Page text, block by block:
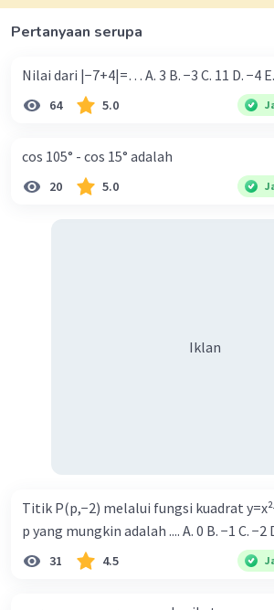
Pertanyaan serupa
Nilai dari |−7+4|=… A. 3 B. −3 C. 11 D. −4
64 5.0
cos 105° - cos 15° adalah
20 5.0
Iklan
Titik P(p,−2) melalui fungsi kuadrat
p yang mungkin adalah .... A. 0 B. −1 C. −2
31 4.5